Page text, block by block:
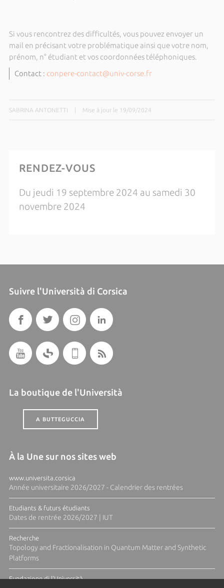
Si vous rencontrez des difficultés, vous pouvez envoyer un
mail en précisant votre problématique ainsi que votre nom,
prénom, n° étudiant et vos coordonnées téléphoniques.
Contact : conpere-contact@univ-corse.fr
SABRINA ANTONETTI Mise à jour le 19/09/2024
RENDEZ-VOUS
Du jeudi 19 septembre 2024 au samedi 30
novembre 2024
Suivre l'Università di Corsica
La boutique de l'Università
A BUTTEGUCCIA
À la Une sur nos sites web
www.universita.corsica
Année universitaire 2026/2027 - Calendrier des rentrées
Etudiants & futurs étudiants
Dates de rentrée 2026/2027 | IUT
Recherche
Topology and Fractionalisation in Quantum Matter and Synthetic
Platforms
Fundazione di l'Università